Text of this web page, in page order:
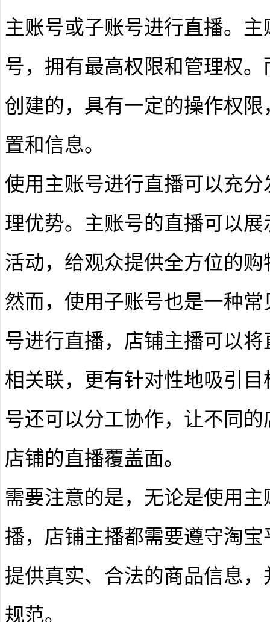
主账号或子账号进行直播。
号，拥有最高权限和管理权
创建的，具有一定的操作权
置和信息。
使用主账号进行直播可以充
理优势。主账号的直播可以
活动，给观众提供全方位的购
然而，使用子账号也是一种
号进行直播，店铺主播可以
相关联，更有针对性地吸引
号还可以分工协作，让不同
店铺的直播覆盖面。
需要注意的是，无论是使用
播，店铺主播都需要遵守淘
提供真实、合法的商品信息
规范。